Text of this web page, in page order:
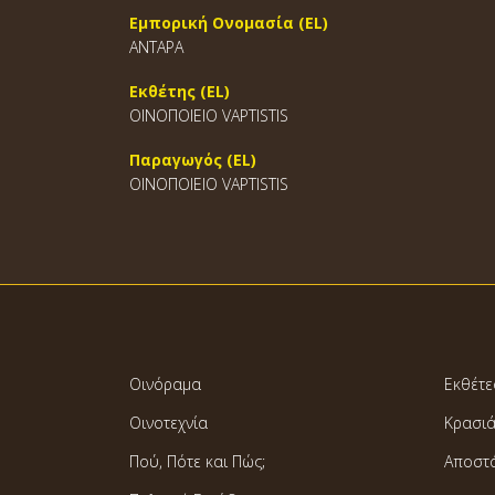
Εμπορική Ονομασία (EL)
ΑΝΤΑΡΑ
Εκθέτης (EL)
ΟΙΝΟΠΟΙΕΙΟ VAPTISTIS
Παραγωγός (EL)
ΟΙΝΟΠΟΙΕΙΟ VAPTISTIS
Οινόραμα
Οινοτεχνία
Πού, Πότε και Πώς;
Κρασιά